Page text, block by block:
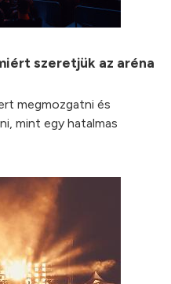
szeretjük az aréna
megmozgatni és
mint egy hatalmas